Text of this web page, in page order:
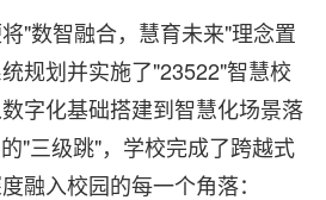
"数智融合，慧育未来"理念置
规划并实施了"23522"智慧校
字化基础搭建到智慧化场景落
"三级跳"，学校完成了跨越式
融入校园的每一个角落：